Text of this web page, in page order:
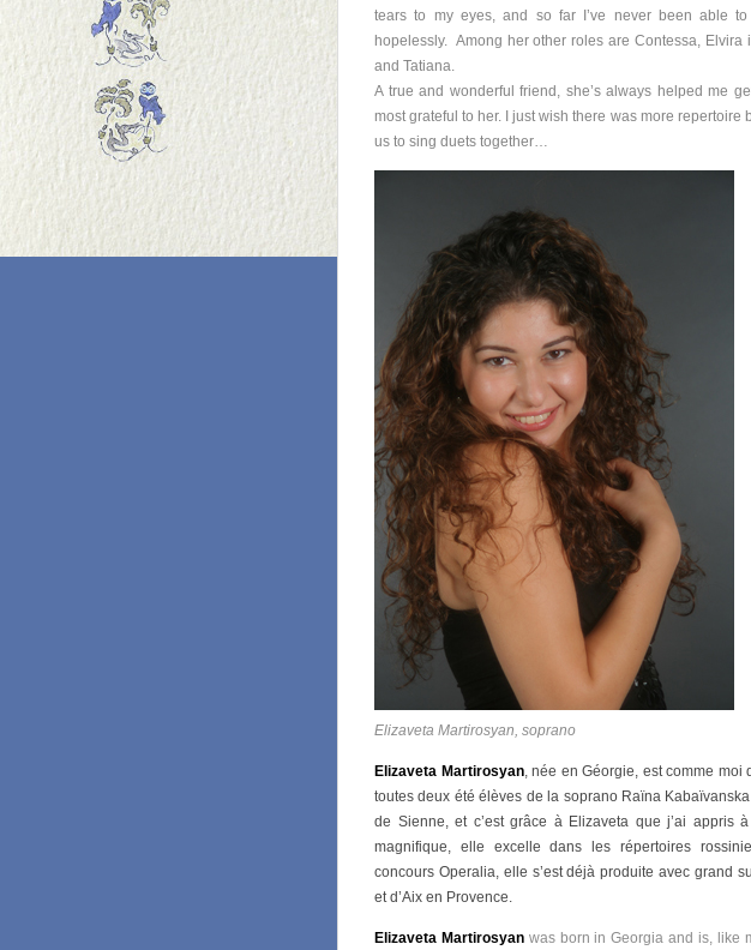
tears to my eyes, and so far I’ve never been able
hopelessly. Among her other roles are Contessa, Elvira
and Tatiana.
A true and wonderful friend, she’s always helped me
most grateful to her. I just wish there was more
us to sing duets together…
Elizaveta Martirosyan, soprano
Elizaveta Martirosyan, née en Géorgie, est comme moi
toutes deux été élèves de la soprano Raïna
de Sienne, et c’est grâce à Elizaveta que j’ai appris
magnifique, elle excelle dans les répertoires
concours Operalia, elle s’est déjà produite avec grand
et d’Aix en Provence.
Elizaveta Martirosyanwas born in Georgia and is, like